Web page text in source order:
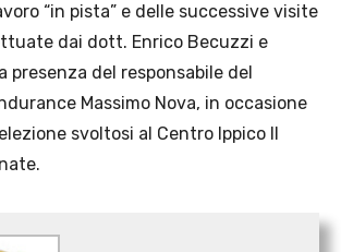
“in pista” e delle successive visite
dai dott. Enrico Becuzzi e
presenza del responsabile del
Massimo Nova, in occasione
svoltosi al Centro Ippico Il